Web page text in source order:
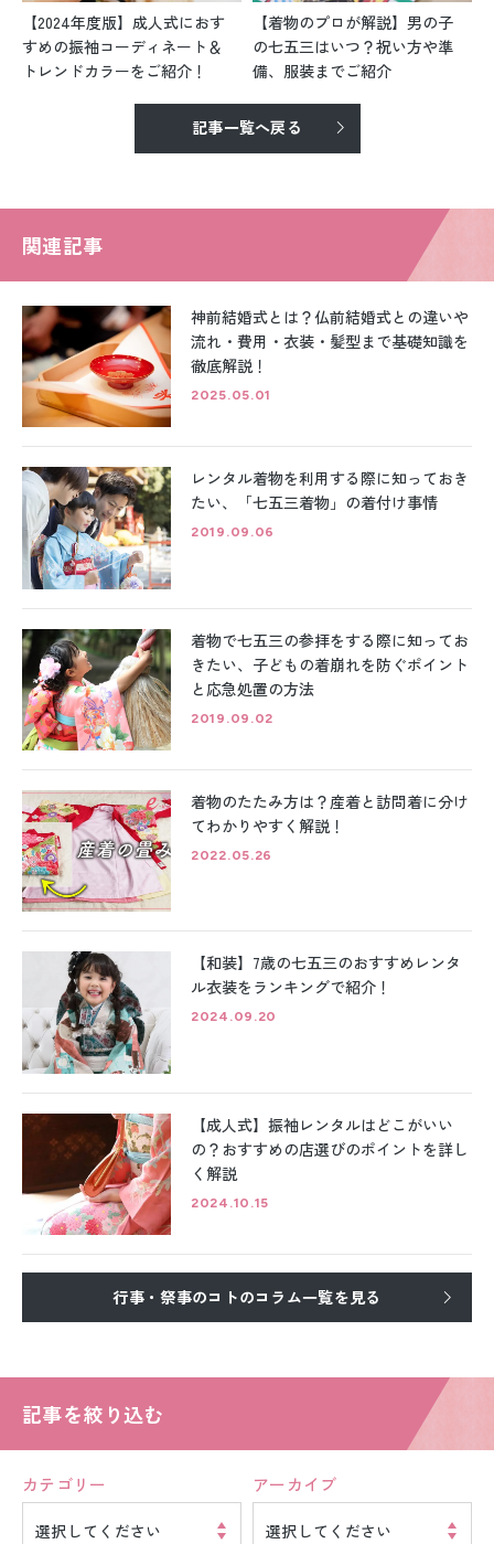
【2024年度版】成人式におす
すめの振袖コーディネート＆
トレンドカラーをご紹介！
【着物のプロが解説】男の子
の七五三はいつ？祝い方や準
備、服装までご紹介
記事一覧へ戻る
記事を絞り込む
カテゴリー
選択してください
アーカイブ
選択してください
関連記事
神前結婚式とは？仏前結婚式との違いや
流れ・費用・衣装・髪型まで基礎知識を
徹底解説！
2025.05.01
レンタル着物を利用する際に知っておき
たい、「七五三着物」の着付け事情
2019.09.06
着物で七五三の参拝をする際に知ってお
きたい、子どもの着崩れを防ぐポイント
と応急処置の方法
2019.09.02
着物のたたみ方は？産着と訪問着に分け
てわかりやすく解説！
2022.05.26
【和装】7歳の七五三のおすすめレンタ
ル衣装をランキングで紹介！
2024.09.20
【成人式】振袖レンタルはどこがいい
の？おすすめの店選びのポイントを詳し
く解説
2024.10.15
行事・祭事のコトのコラム一覧を見る